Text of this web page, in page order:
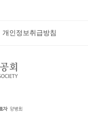
개인정보취급방침
자 양병희